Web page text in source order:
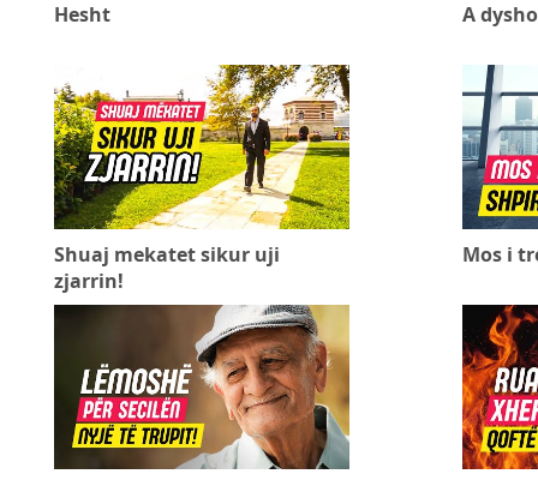
Hesht A
Shuaj mekatet sikur uji
zjarrin!
Mos i